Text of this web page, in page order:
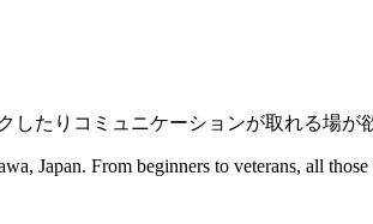
たりコミュニケーションが取れる場が
Japan. From beginners to veterans, all